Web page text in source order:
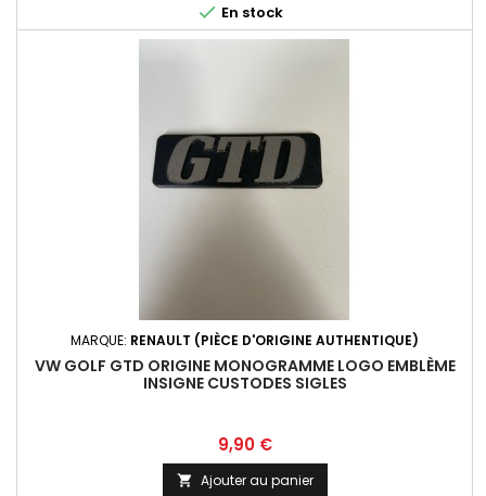
 En stock
MARQUE: RENAULT (PIÈCE D'ORIGINE AUTHENTIQUE)
VW GOLF GTD ORIGINE MONOGRAMME LOGO EMBLÈME
INSIGNE CUSTODES SIGLES
Prix
9,90 €
 Ajouter au panier